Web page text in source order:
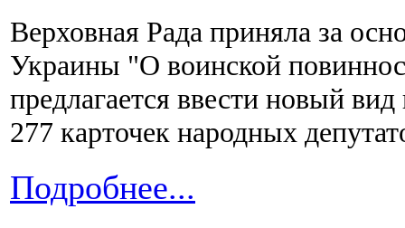
Верховная Рада приняла за
Украины "О воинской
предлагается ввести новый
277 карточек народных
Подробнее...